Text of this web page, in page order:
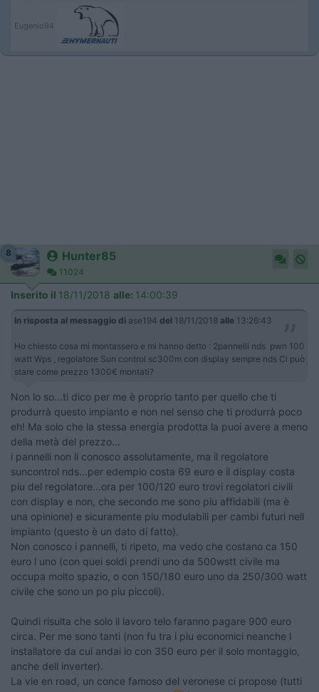
Eugenio94
8 Hunter85
11024
Inserito il 18/11/2018 alle: 14:00:39
In risposta al messaggio di ase194 del 18/11/2018 alle 13:26:43
Ho chiesto cosa mi montassero e mi hanno detto : 2pannelli nds pwn 100
watt Wps , regolatore Sun control sc300m con display sempre nds Ci può
stare come prezzo 1300€ montati?
Non lo so...ti dico per me è proprio tanto per quello che ti
produrrà questo impianto e non nel senso che ti produrrà poco
eh! Ma solo che la stessa energia prodotta la puoi avere a meno
della metà del prezzo...
i pannelli non li conosco assolutamente, ma il regolatore
suncontrol nds...per edempio costa 69 euro e il display costa
piu del regolatore...ora per 100/120 euro trovi regolatori civili
con display e non, che secondo me sono piu affidabili (ma è
una opinione) e sicuramente piu modulabili per cambi futuri nell
impianto (questo è un dato di fatto).
Non conosco i pannelli, ti ripeto, ma vedo che costano ca 150
euro l uno (con quei soldi prendi uno da 500wstt civile ma
occupa molto spazio, o con 150/180 euro uno da 250/300 watt
civile che sono un po piu piccoli).
Quindi risulta che solo il lavoro telo faranno pagare 900 euro
circa. Per me sono tanti (non fu tra i piu economici neanche l
installatore da cui andai io con 350 euro per il solo montaggio,
anche dell inverter).
La vie en road, un conce famoso del veronese ci propose (tutti